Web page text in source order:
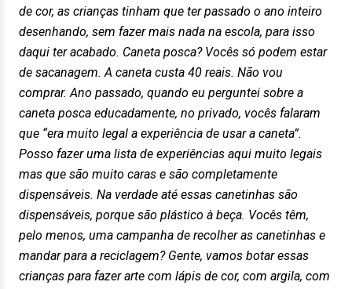
de cor, as crianças tinham que ter passado o ano inteiro
desenhando, sem fazer mais nada na escola, para isso
daqui ter acabado. Caneta posca? Vocês só podem estar
de sacanagem. A caneta custa 40 reais. Não vou
comprar. Ano passado, quando eu perguntei sobre a
caneta posca educadamente, no privado, vocês falaram
que “era muito legal a experiência de usar a caneta”.
Posso fazer uma lista de experiências aqui muito legais
mas que são muito caras e são completamente
dispensáveis. Na verdade até essas canetinhas são
dispensáveis, porque são plástico à beça. Vocês têm,
pelo menos, uma campanha de recolher as canetinhas e
mandar para a reciclagem? Gente, vamos botar essas
crianças para fazer arte com lápis de cor, com argila, com